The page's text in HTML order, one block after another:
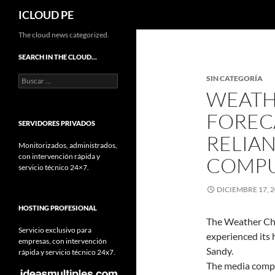
Saltar
contenido
ICLOUD PE
SIN CATEGORÍA
DICIEMBRE 17,
The Weather
experienced its
Sandy.
The media
The cloud news categorized.
SEARCH IN THE CLOUD…
Buscar:
SERVIDORES PRIVADOS
Monitorizados, administrados,
con intervención rápida y
servicio técnico 24×7.
HOSTING PROFESIONAL
Servicio exclusivo para
empresas, con intervención
rápida y servicio técnico 24x7.